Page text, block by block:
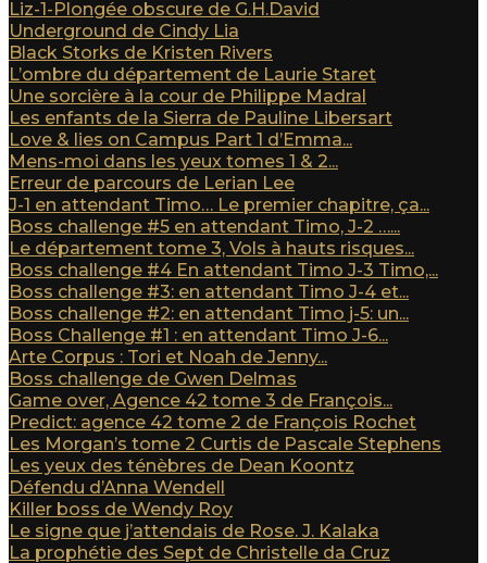
Liz-1-Plongée obscure de G.H.David
Underground de Cindy Lia
Black Storks de Kristen Rivers
L’ombre du département de Laurie Staret
Une sorcière à la cour de Philippe Madral
Les enfants de la Sierra de Pauline Libersart
Love & lies on Campus Part 1 d’Emma...
Mens-moi dans les yeux tomes 1 & 2...
Erreur de parcours de Lerian Lee
J-1 en attendant Timo… Le premier chapitre, ça...
Boss challenge #5 en attendant Timo, J-2 …...
Le département tome 3, Vols à hauts risques...
Boss challenge #4 En attendant Timo J-3 Timo,...
Boss challenge #3: en attendant Timo J-4 et...
Boss challenge #2: en attendant Timo j-5: un...
Boss Challenge #1 : en attendant Timo J-6...
Arte Corpus : Tori et Noah de Jenny...
Boss challenge de Gwen Delmas
Game over, Agence 42 tome 3 de François...
Predict: agence 42 tome 2 de François Rochet
Les Morgan’s tome 2 Curtis de Pascale Stephens
Les yeux des ténèbres de Dean Koontz
Défendu d’Anna Wendell
Killer boss de Wendy Roy
Le signe que j’attendais de Rose. J. Kalaka
La prophétie des Sept de Christelle da Cruz